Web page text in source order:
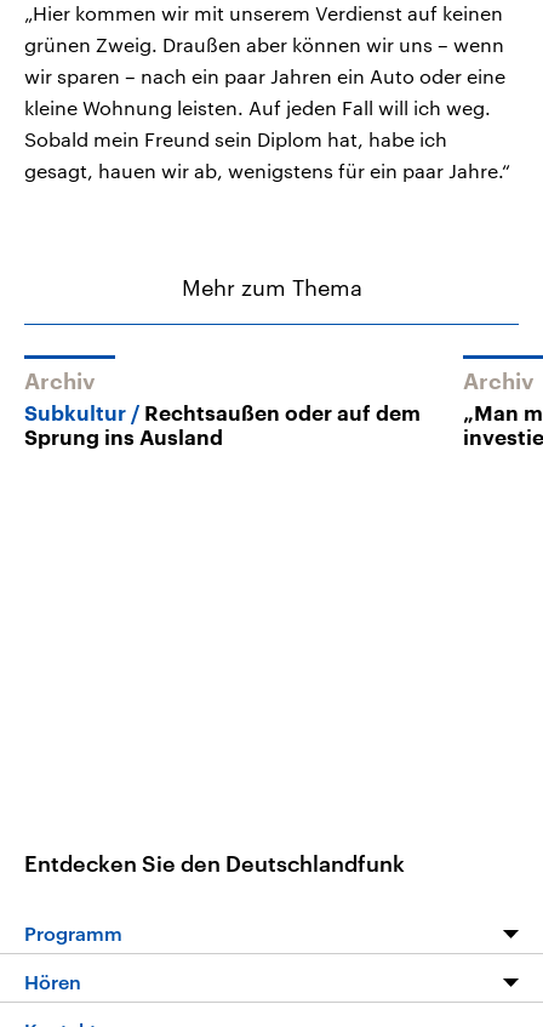
„Hier kommen wir mit unserem Verdienst auf keinen
grünen Zweig. Draußen aber können wir uns – wenn
wir sparen – nach ein paar Jahren ein Auto oder eine
kleine Wohnung leisten. Auf jeden Fall will ich weg.
Sobald mein Freund sein Diplom hat, habe ich
gesagt, hauen wir ab, wenigstens für ein paar Jahre.“
Mehr zum Thema
Archiv
Subkultur
Rechtsaußen oder auf dem
Sprung ins Ausland
Archiv
„Man
Entdecken Sie den Deutschlandfunk
Programm
Programm
Hören